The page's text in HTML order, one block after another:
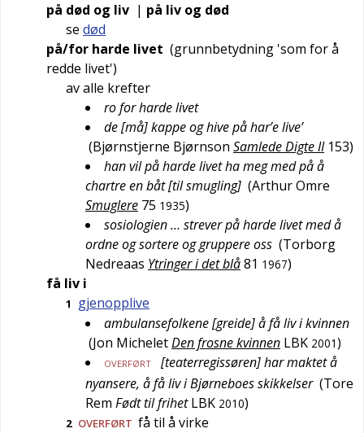
på død og liv | på liv og død
se død
på/for harde livet (grunnbetydning 'som for å
redde livet')
av alle krefter
ro for harde livet
de [må] kappe og hive på har’e live’
(Bjørnstjerne Bjørnson Samlede Digte II 153)
han vil på harde livet ha meg med på å
chartre en båt [til smugling] (Arthur Omre
Smuglere 75 1935)
sosiologien … strever på harde livet med å
ordne og sortere og gruppere oss (Torborg
Nedreaas Ytringer i det blå81 1967)
få liv i
1
gjenopplive
ambulansefolkene [greide] å få liv i kvinnen
(Jon MicheletDen frosne kvinnen LBK 2001)
OVERFØRT
[teaterregissøren] har maktet å
nyansere, å få liv i Bjørneboes skikkelser (Tore
Rem Født til frihet LBK 2010)
2 OVERFØRT få til å virke